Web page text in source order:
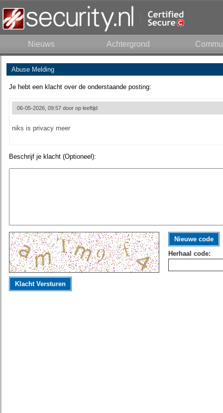
Nieuws Achtergrond
Abuse Melding
Je hebt een klacht over de onderstaande posting:
06-05-2026, 09:57 door op leeftijd
niks is privacy meer
Beschrijf je klacht (Optioneel):
Nieuwe code
Herhaal code:
Klacht Versturen